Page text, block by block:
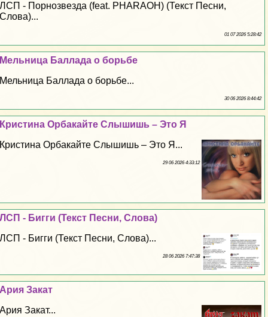
ЛСП - Пopнозвезда (feat. PHARAOH) (Текст Песни,
Слова)...
01 07 2026 5:28:42
Мельница Баллада о борьбе
Мельница Баллада о борьбе...
30 06 2026 8:44:42
Кристина Орбакайте Слышишь – Это Я
Кристина Орбакайте Слышишь – Это Я...
29 06 2026 4:33:12
ЛСП - Бигги (Текст Песни, Слова)
ЛСП - Бигги (Текст Песни, Слова)...
28 06 2026 7:47:38
Ария Закат
Ария Закат...